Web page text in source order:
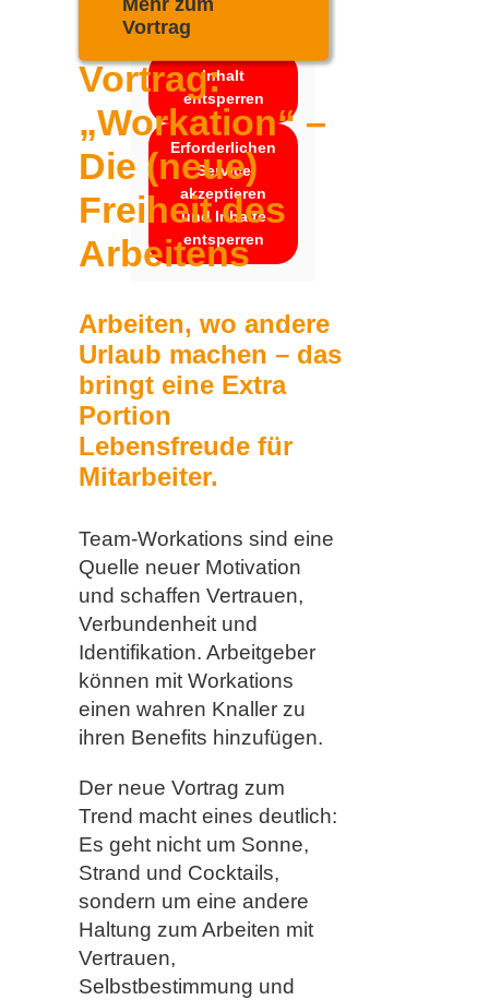
werden.
Mehr Informationen
Inhalt
entsperren
Erforderlichen
Service
akzeptieren
und Inhalte
entsperren
Mehr zum
Vortrag
Vortrag:
„Workation“ –
Die (neue)
Freiheit des
Arbeitens
Arbeiten, wo andere
Urlaub machen – das
bringt eine Extra
Portion
Lebensfreude für
Mitarbeiter.
Team-Workations sind eine
Quelle neuer Motivation
und schaffen Vertrauen,
Verbundenheit und
Identifikation. Arbeitgeber
können mit Workations
einen wahren Knaller zu
ihren Benefits hinzufügen.
Der neue Vortrag zum
Trend macht eines deutlich:
Es geht nicht um Sonne,
Strand und Cocktails,
sondern um eine andere
Haltung zum Arbeiten mit
Vertrauen,
Selbstbestimmung und